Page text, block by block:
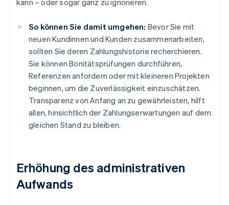
kann – oder sogar ganz zu ignorieren.
So können Sie damit umgehen: Bevor Sie mit
neuen Kundinnen und Kunden zusammenarbeiten,
sollten Sie deren Zahlungshistorie recherchieren.
Sie können Bonitätsprüfungen durchführen,
Referenzen anfordern oder mit kleineren Projekten
beginnen, um die Zuverlässigkeit einzuschätzen.
Transparenz von Anfang an zu gewährleisten, hilft
allen, hinsichtlich der Zahlungserwartungen auf dem
gleichen Stand zu bleiben.
Erhöhung des administrativen
Aufwands